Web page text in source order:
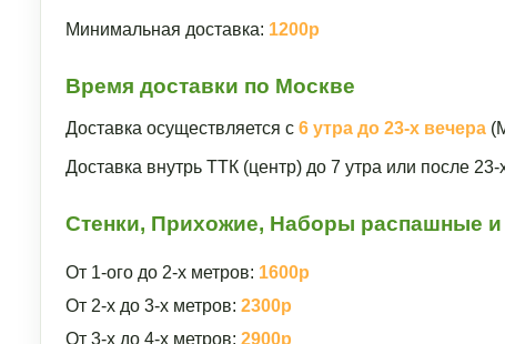
Минимальная доставка: 1200р
Время доставки по Москве
Доставка осуществляется с 6 утра до 23-х вечера
Доставка внутрь ТТК (центр) до 7 утра или после
Стенки, Прихожие, Наборы распашные и
От 1-ого до 2-х метров: 1600р
От 2-х до 3-х метров: 2300р
От 3-х до 4-х метров: 2900р